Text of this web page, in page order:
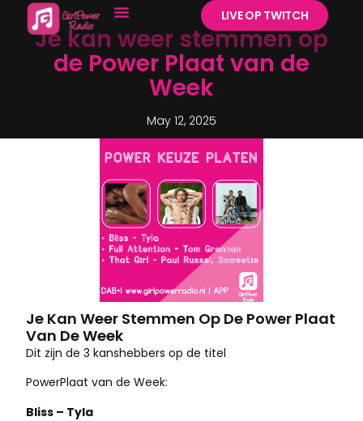
LIVE OP TWITCH
Je kan weer stemmen op
de Power Plaat van de
Week
May 12, 2025
Je Kan Weer Stemmen Op De Power Plaat
Van De Week
Dit zijn de 3 kanshebbers op de titel
PowerPlaat van de Week:
Bliss – Tyla